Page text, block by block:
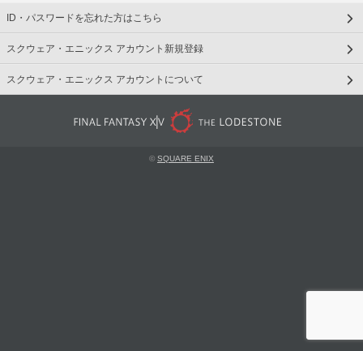
ID・パスワードを忘れた方はこちら
スクウェア・エニックス アカウント新規登録
スクウェア・エニックス アカウントについて
©SQUARE ENIX